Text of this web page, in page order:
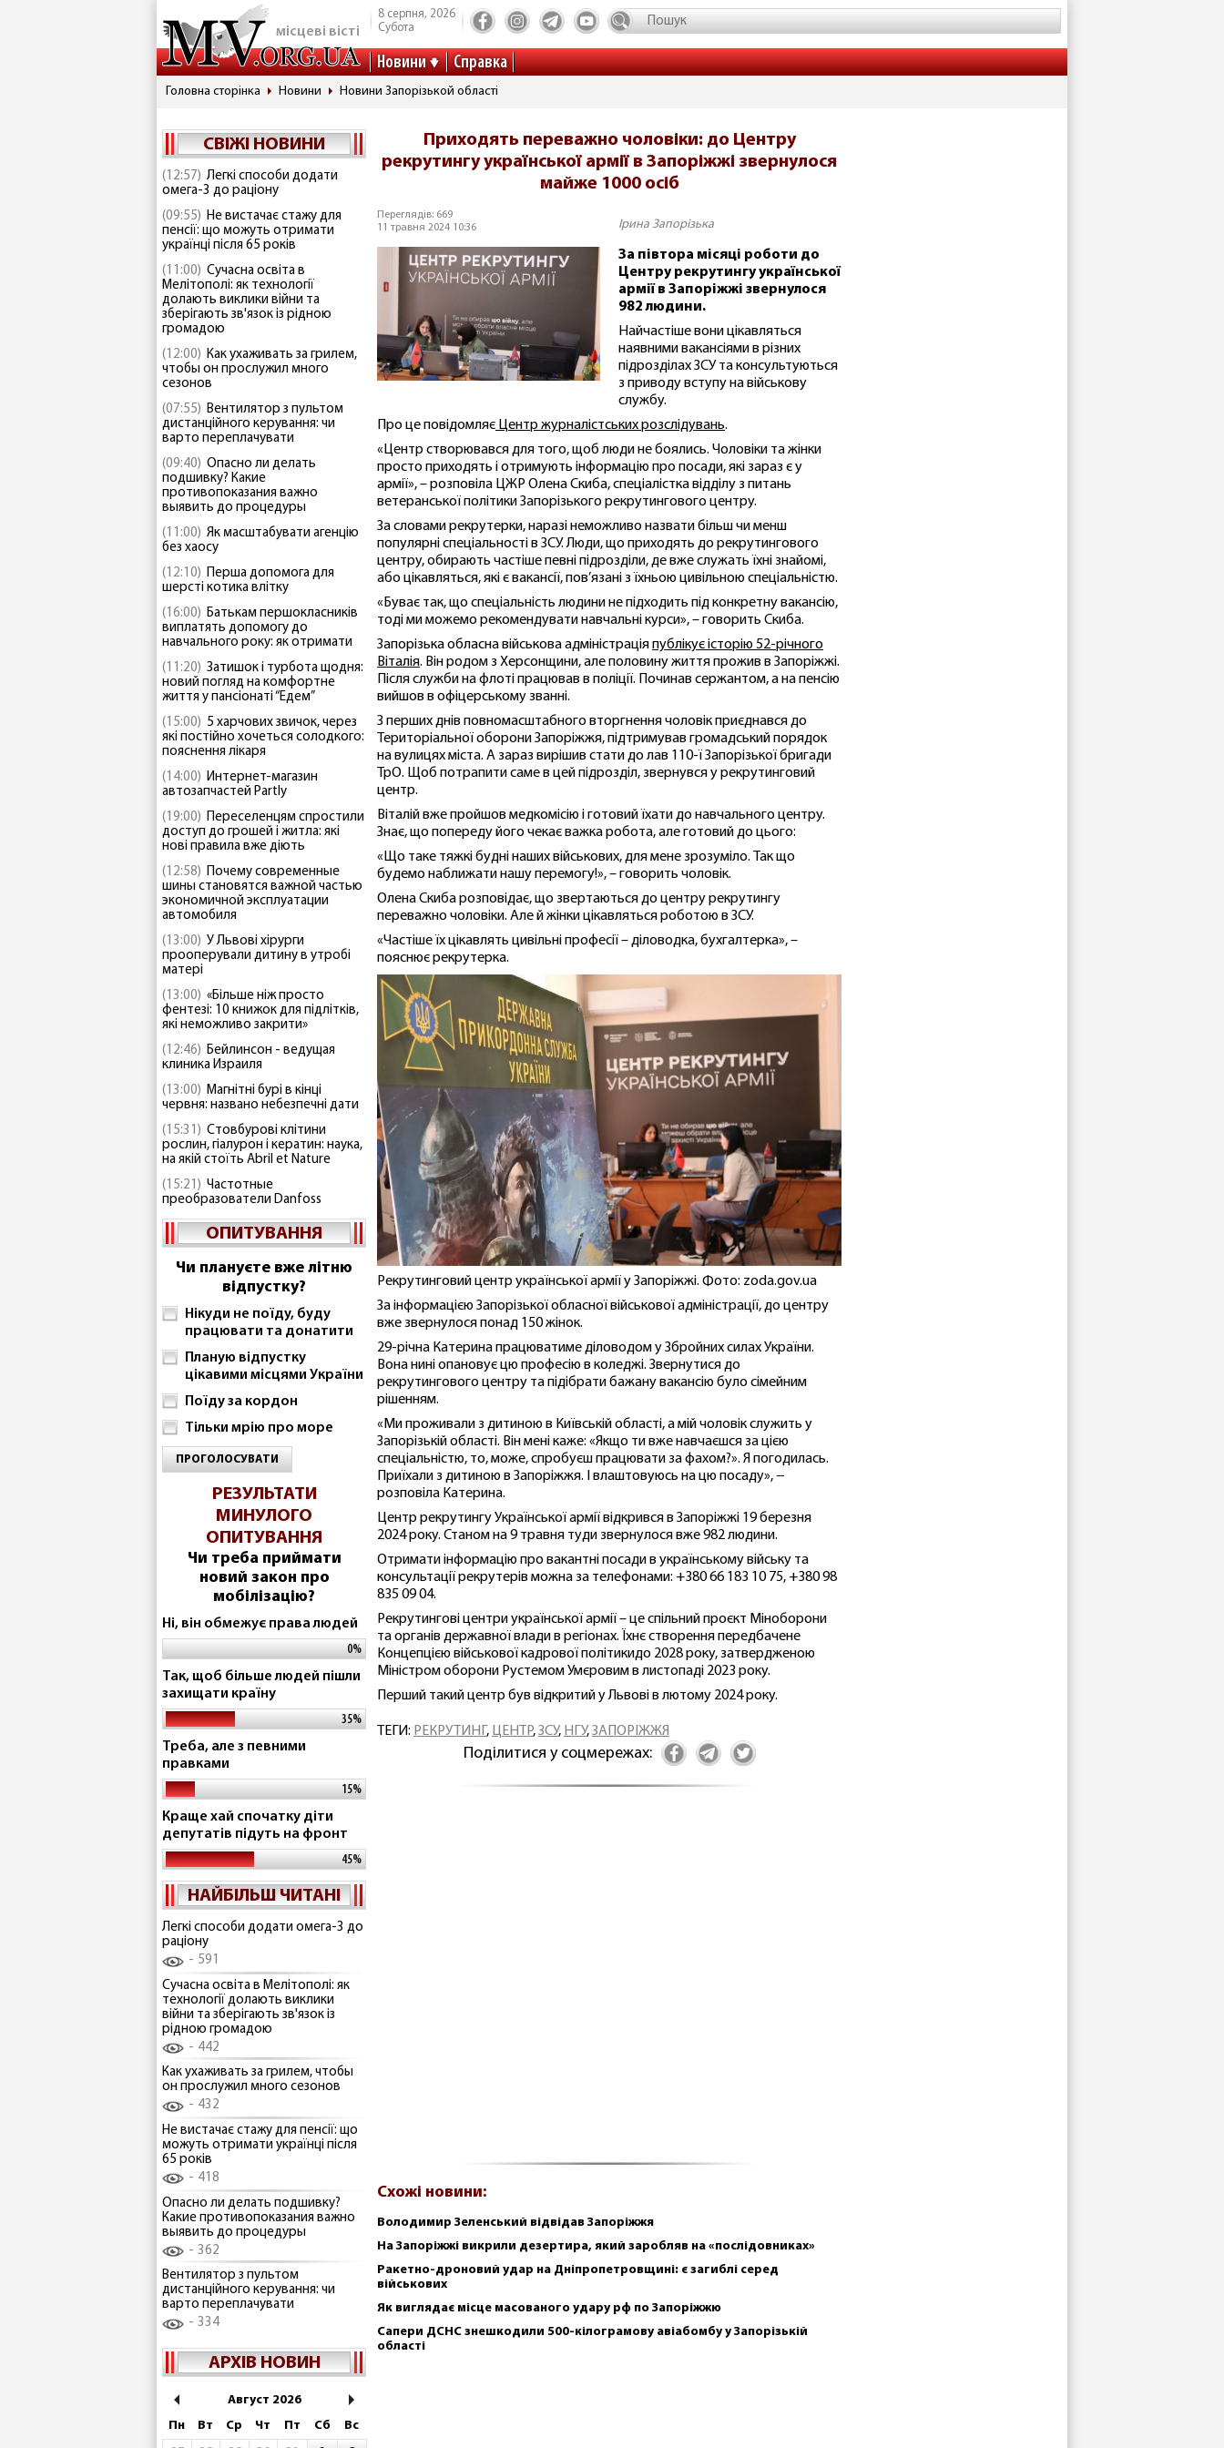
місцеві вісті
8 серпня, 2026
Субота
Новини Справка
Головна сторінка Новини Новини Запорізькой області
СВІЖІ НОВИНИ
(12:57) Легкі способи додати
омега-3 до раціону
(09:55) Не вистачає стажу для
пенсії: що можуть отримати
українці після 65 років
(11:00) Сучасна освіта в
Мелітополі: як технології
долають виклики війни та
зберігають зв'язок із рідною
громадою
(12:00) Как ухаживать за грилем,
чтобы он прослужил много
сезонов
(07:55) Вентилятор з пультом
дистанційного керування: чи
варто переплачувати
(09:40) Опасно ли делать
подшивку? Какие
противопоказания важно
выявить до процедуры
(11:00) Як масштабувати агенцію
без хаосу
(12:10) Перша допомога для
шерсті котика влітку
(16:00) Батькам першокласників
виплатять допомогу до
навчального року: як отримати
(11:20) Затишок і турбота щодня:
новий погляд на комфортне
життя у пансіонаті “Едем”
(15:00) 5 харчових звичок, через
які постійно хочеться солодкого:
пояснення лікаря
(14:00) Интернет-магазин
автозапчастей Partly
(19:00) Переселенцям спростили
доступ до грошей і житла: які
нові правила вже діють
(12:58) Почему современные
шины становятся важной частью
экономичной эксплуатации
автомобиля
(13:00) У Львові хірурги
прооперували дитину в утробі
матері
(13:00) «Більше ніж просто
фентезі: 10 книжок для підлітків,
які неможливо закрити»
(12:46) Бейлинсон - ведущая
клиника Израиля
(13:00) Магнітні бурі в кінці
червня: названо небезпечні дати
(15:31) Стовбурові клітини
рослин, гіалурон і кератин: наука,
на якій стоїть Abril et Nature
(15:21) Частотные
преобразователи Danfoss
ОПИТУВАННЯ
Чи плануєте вже літню
відпустку?
Нікуди не поїду, буду
працювати та донатити
Планую відпустку
цікавими місцями України
Поїду за кордон
Тільки мрію про море
ПРОГОЛОСУВАТИ
РЕЗУЛЬТАТИ
МИНУЛОГО
ОПИТУВАННЯ
Чи треба приймати
новий закон про
мобілізацію?
Ні, він обмежує права людей
0%
Так, щоб більше людей пішли
захищати країну
35%
Треба, але з певними
правками
15%
Краще хай спочатку діти
депутатів підуть на фронт
45%
НАЙБІЛЬШ ЧИТАНІ
Легкі способи додати омега-3 до
раціону
591
Сучасна освіта в Мелітополі: як
технології долають виклики
війни та зберігають зв'язок із
рідною громадою
442
Как ухаживать за грилем, чтобы
он прослужил много сезонов
432
Не вистачає стажу для пенсії: що
можуть отримати українці після
65 років
418
Опасно ли делать подшивку?
Какие противопоказания важно
выявить до процедуры
362
Вентилятор з пультом
дистанційного керування: чи
варто переплачувати
334
АРХІВ НОВИН
Август 2026
Пн
Вт Ср Чт Пт Сб
Вс
Приходять переважно чоловіки: до Центру
рекрутингу української армії в Запоріжжі звернулося
майже 1000 осіб
Переглядів: 669
11 травня 2024 10:36
Ірина Запорізька
За півтора місяці роботи до
Центру рекрутингу української
армії в Запоріжжі звернулося
982 людини.
Найчастіше вони цікавляться
наявними вакансіями в різних
підрозділах ЗСУ та консультуються
з приводу вступу на військову
службу.
Про це повідомляє Центр журналістських розслідувань.
«Центр створювався для того, щоб люди не боялись. Чоловіки та жінки
просто приходять і отримують інформацію про посади, які зараз є у
армії», – розповіла ЦЖР Олена Скиба, спеціалістка відділу з питань
ветеранської політики Запорізького рекрутингового центру.
За словами рекрутерки, наразі неможливо назвати більш чи менш
популярні спеціальності в ЗСУ. Люди, що приходять до рекрутингового
центру, обирають частіше певні підрозділи, де вже служать їхні знайомі,
або цікавляться, які є вакансії, пов’язані з їхньою цивільною спеціальністю.
«Буває так, що спеціальність людини не підходить під конкретну вакансію,
тоді ми можемо рекомендувати навчальні курси», – говорить Скиба.
Запорізька обласна військова адміністраціяпублікує історію 52-річного
Віталія. Він родом з Херсонщини, але половину життя прожив в Запоріжжі.
Після служби на флоті працював в поліції. Починав сержантом, а на пенсію
вийшов в офіцерському званні.
З перших днів повномасштабного вторгнення чоловік приєднався до
Територіальної оборони Запоріжжя, підтримував громадський порядок
на вулицях міста. А зараз вирішив стати до лав 110-ї Запорізької бригади
ТрО. Щоб потрапити саме в цей підрозділ, звернувся у рекрутинговий
центр.
Віталій вже пройшов медкомісію і готовий їхати до навчального центру.
Знає, що попереду його чекає важка робота, але готовий до цього:
«Що таке тяжкі будні наших військових, для мене зрозуміло. Так що
будемо наближати нашу перемогу!», – говорить чоловік.
Олена Скиба розповідає, що звертаються до центру рекрутингу
переважно чоловіки. Але й жінки цікавляться роботою в ЗСУ.
«Частіше їх цікавлять цивільні професії – діловодка, бухгалтерка», –
пояснює рекрутерка.
Рекрутинговий центр української армії у Запоріжжі. Фото: zoda.gov.ua
За інформацією Запорізької обласної військової адміністрації, до центру
вже звернулося понад 150 жінок.
29-річна Катерина працюватиме діловодом у Збройних силах України.
Вона нині опановує цю професію в коледжі. Звернутися до
рекрутингового центру та підібрати бажану вакансію було сімейним
рішенням.
«Ми проживали з дитиною в Київській області, а мій чоловік служить у
Запорізькій області. Він мені каже: «Якщо ти вже навчаєшся за цією
спеціальністю, то, може, спробуєш працювати за фахом?». Я погодилась.
Приїхали з дитиною в Запоріжжя. І влаштовуюсь на цю посаду», −
розповіла Катерина.
Центр рекрутингу Української армії відкрився в Запоріжжі 19 березня
2024 року. Станом на 9 травня туди звернулося вже 982 людини.
Отримати інформацію про вакантні посади в українському війську та
консультації рекрутерів можна за телефонами: +380 66 183 10 75, +380 98
835 09 04.
Рекрутингові центри української армії – це спільний проєкт Міноборони
та органів державної влади в регіонах. Їхнє створення передбачене
Концепцією військової кадрової політикидо 2028 року, затвердженою
Міністром оборони Рустемом Умєровим в листопаді 2023 року.
Перший такий центр був відкритий у Львові в лютому 2024 року.
ТЕГИ: РЕКРУТИНГ , ЦЕНТР,ЗСУ, НГУ,ЗАПОРІЖЖЯ
Поділитися у соцмережах:
Схожі новини:
Володимир Зеленський відвідав Запоріжжя
На Запоріжжі викрили дезертира, який заробляв на «послідовниках»
Ракетно-дроновий удар на Дніпропетровщині: є загиблі серед
військових
Як виглядає місце масованого удару рф по Запоріжжю
Сапери ДСНС знешкодили 500-кілограмову авіабомбу у Запорізькій
області